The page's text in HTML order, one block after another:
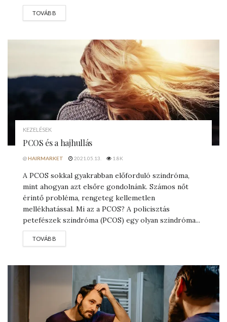
TOVÁBB
KEZELÉSEK
PCOS és a hajhullás
@HAIRMARKET 2021.05.13. 1.8K
A PCOS sokkal gyakrabban előforduló szindróma,
mint ahogyan azt elsőre gondolnánk. Számos nőt
érintő probléma, rengeteg kellemetlen
mellékhatással. Mi az a PCOS? A policisztás
petefészek szindróma (PCOS) egy olyan szindróma...
TOVÁBB